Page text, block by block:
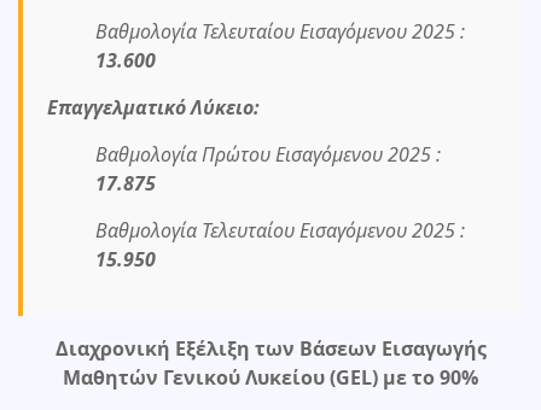
Βαθμολογία Τελευταίου Εισαγόμενου 2025 :
13.600
Επαγγελματικό Λύκειο:
Βαθμολογία Πρώτου Εισαγόμενου 2025 :
17.875
Βαθμολογία Τελευταίου Εισαγόμενου 2025 :
15.950
Διαχρονική Εξέλιξη των Βάσεων Εισαγωγής
Μαθητών Γενικού Λυκείου (GEL) με το 90%